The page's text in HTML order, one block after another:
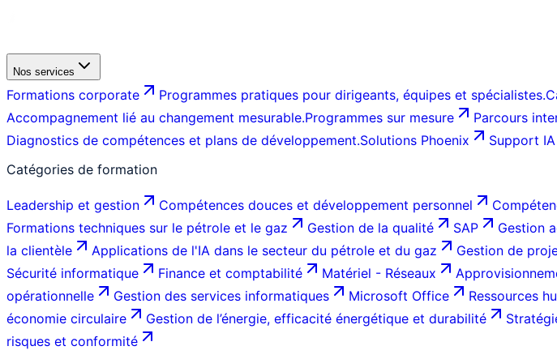
Nos services
Formations corporate Programmes pratiques pour dirigeants, équipes et spécialistes.
Accompagnement lié au changement mesurable.Programmes sur mesure Parcours
Diagnostics de compétences et plans de développement.Solutions Phoenix
Support
Catégories de formation
Leadership et gestion Compétences douces et développement personnel
Formations techniques sur le pétrole et le gaz
Gestion de la qualité SAP Gestion
la clientèle
Applications de l'IA dans le secteur du pétrole et du gaz Gestion de
Sécurité informatique
Finance et comptabilité Matériel - Réseaux
opérationnelle
Gestion des services informatiques Microsoft Office Ressources
économie circulaire
Gestion de l’énergie, efficacité énergétique et durabilité
risques et conformité